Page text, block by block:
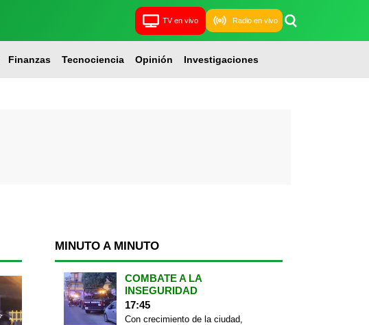
TV en vivo Radio en vivo
Finanzas Tecnociencia Opinión Investigaciones
MINUTO A MINUTO
COMBATE A LA
INSEGURIDAD
17:45
Con crecimiento de la ciudad,